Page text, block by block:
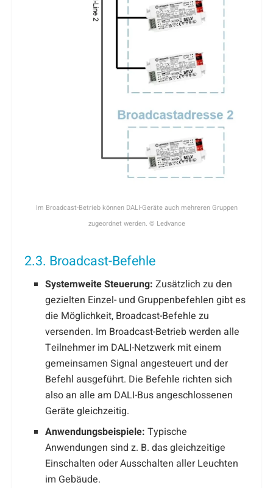
Im Broadcast-Betrieb können DALI-Geräte auch mehreren Gruppen
zugeordnet werden. © Ledvance
2.3. Broadcast-Befehle
Systemweite Steuerung: Zusätzlich zu den
gezielten Einzel- und Gruppenbefehlen gibt es
die Möglichkeit, Broadcast-Befehle zu
versenden. Im Broadcast-Betrieb werden alle
Teilnehmer im DALI-Netzwerk mit einem
gemeinsamen Signal angesteuert und der
Befehl ausgeführt. Die Befehle richten sich
also an alle am DALI-Bus angeschlossenen
Geräte gleichzeitig.
Anwendungsbeispiele: Typische
Anwendungen sind z. B. das gleichzeitige
Einschalten oder Ausschalten aller Leuchten
im Gebäude.